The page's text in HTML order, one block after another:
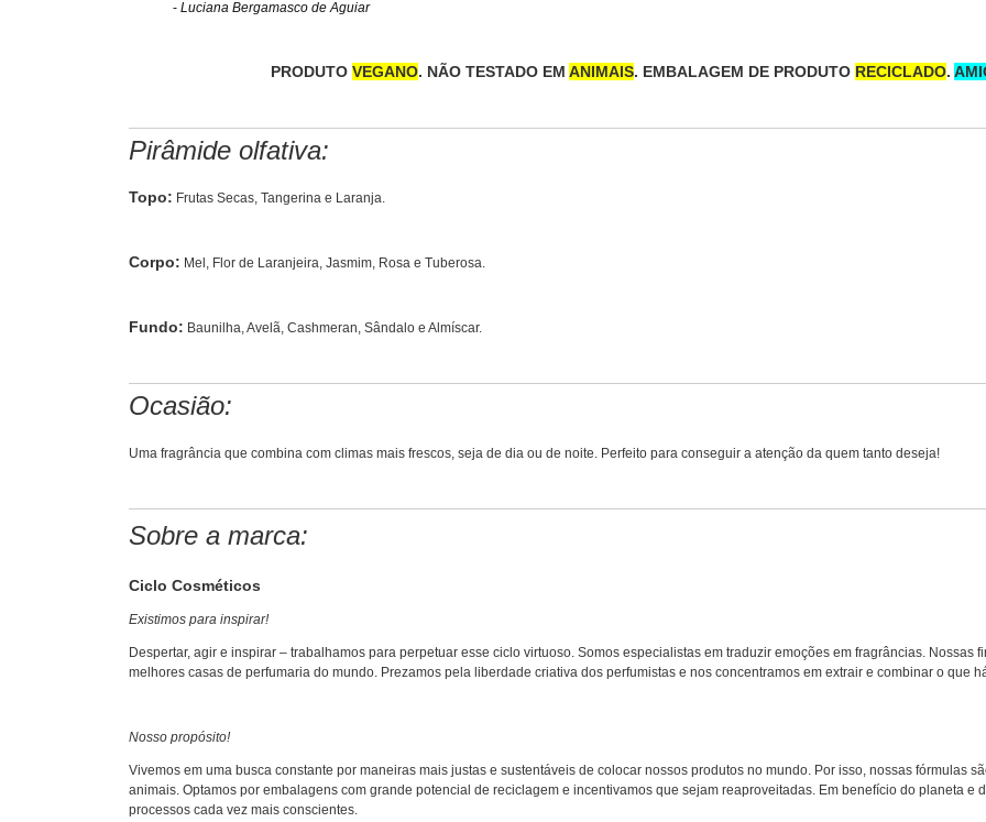
- Luciana Bergamasco de Aguiar
PRODUTO VEGANO. NÃO TESTADO EM ANIMAIS. EMBALAGEM DE PRODUTO RECICLADO.
Pirâmide olfativa:
Topo: Frutas Secas, Tangerina e Laranja.
Corpo: Mel, Flor de Laranjeira, Jasmim, Rosa e Tuberosa.
Fundo: Baunilha, Avelã, Cashmeran, Sândalo e Almíscar.
Ocasião:
Uma fragrância que combina com climas mais frescos, seja de dia ou de noite. Perfeito para conseguir a atenção da quem tanto deseja!
Sobre a marca:
Ciclo Cosméticos
Existimos para inspirar!
Despertar, agir e inspirar – trabalhamos para perpetuar esse ciclo virtuoso. Somos especialistas em traduzir emoções em fragrâncias. Nossas
melhores casas de perfumaria do mundo. Prezamos pela liberdade criativa dos perfumistas e nos concentramos em extrair e combinar o que
Nosso propósito!
Vivemos em uma busca constante por maneiras mais justas e sustentáveis de colocar nossos produtos no mundo. Por isso, nossas fórmulas
animais. Optamos por embalagens com grande potencial de reciclagem e incentivamos que sejam reaproveitadas. Em benefício do planeta e
processos cada vez mais conscientes.